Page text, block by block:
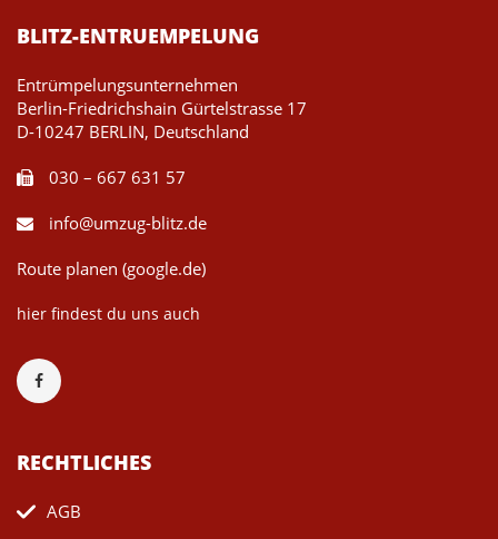
BLITZ-ENTRUEMPELUNG
Entrümpelungsunternehmen
Berlin-Friedrichshain Gürtelstrasse 17
D-10247 BERLIN, Deutschland
030 – 667 631 57
info@umzug-blitz.de
Route planen (google.de)
hier findest du uns auch
RECHTLICHES
AGB